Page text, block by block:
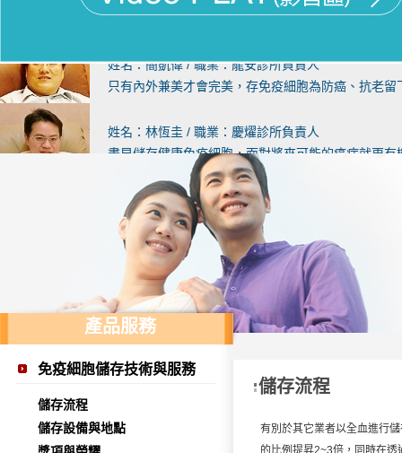
無毒飲食只是防癌的第一步 存免疫細胞 才是釜底抽
姓名：簡凱偉 / 職業：龍安診所負責人
只有內外兼美才會完美，存免疫細胞為防癌、抗老留
姓名：林恆圭 / 職業：慶燿診所負責人
盡早儲存健康免疫細胞，面對將來可能的癌症就更有
姓名：張寶霖 / 職業：婦欣診所負責人
免疫細胞療法從學理到治療方式都是完全符合人體最
姓名：呂維國 / 職業：呂維國婦產科診所負責人
免疫細胞療法往後的用途必能更廣，造福更多的民眾
姓名：詹建發 / 職業：向陽診所負責人
姓名：黃耀霆 / 職業：耀安診所醫師
產品服務
免疫細胞儲存技術與服務
儲存流程
儲存設備與地點
儲存流程
有別於其它業者以全血進行
的比例提昇2~3倍，同時在